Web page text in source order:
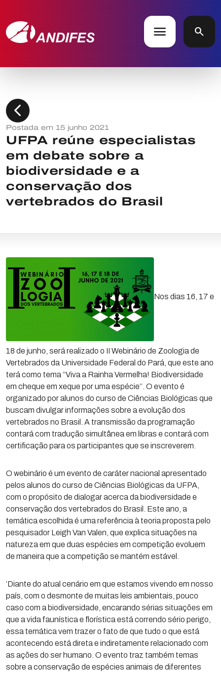
menu search
chevron_left
Postada em 15 junho 2021
UFPA reúne especialistas
em debate sobre a
biodiversidade e a
conservação dos
vertebrados do Brasil
Nos dias 16, 17 e
18 de junho, será realizado o II Webinário de Zoologia de
Vertebrados da Universidade Federal do Pará, que este ano
terá como tema ‘‘Viva a Rainha Vermelha! Biodiversidade
em cheque em xeque por uma espécie’’. O evento é
organizado por alunos do curso de Ciências Biológicas que
buscam divulgar informações sobre a evolução dos
vertebrados no Brasil. A transmissão da programação
contará com tradução simultânea em libras e contará com
certificação para os participantes que se inscreverem.
O webinário é um evento de caráter nacional apresentado
pelos alunos do curso de Ciências Biológicas da UFPA,
com o propósito de dialogar acerca da biodiversidade e
conservação dos vertebrados do Brasil. Este ano, a
temática escolhida é uma referência à teoria proposta pelo
pesquisador Leigh Van Valen, que explica situações na
natureza em que duas espécies em competição evoluem
de maneira que a competição se mantém estável.
’Diante do atual cenário em que estamos vivendo em nosso
país, com o desmonte de muitas leis ambientais, pouco
caso com a biodiversidade, encarando sérias situações em
que a vida faunística e florística está correndo sério perigo,
essa temática vem trazer o fato de que tudo o que está
acontecendo está direta e indiretamente relacionado com
as ações do ser humano. O evento traz também temas
sobre a conservação de espécies animais de diferentes